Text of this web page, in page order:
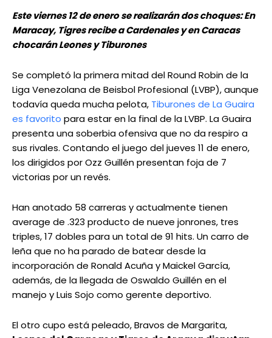
Este viernes 12 de enero se realizarán dos choques: En
Maracay, Tigres recibe a Cardenales y en Caracas
chocarán Leones y Tiburones
Se completó la primera mitad del Round Robin de la
Liga Venezolana de Beisbol Profesional (LVBP), aunque
todavía queda mucha pelota, Tiburones de La Guaira
es favorito para estar en la final de la LVBP. La Guaira
presenta una soberbia ofensiva que no da respiro a
sus rivales. Contando el juego del jueves 11 de enero,
los dirigidos por Ozz Guillén presentan foja de 7
victorias por un revés.
Han anotado 58 carreras y actualmente tienen
average de .323 producto de nueve jonrones, tres
triples, 17 dobles para un total de 91 hits. Un carro de
leña que no ha parado de batear desde la
incorporación de Ronald Acuña y Maickel García,
además, de la llegada de Oswaldo Guillén en el
manejo y Luis Sojo como gerente deportivo.
El otro cupo está peleado, Bravos de Margarita,